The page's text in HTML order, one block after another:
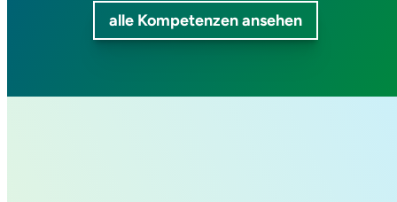
alle Kompetenzen ansehen